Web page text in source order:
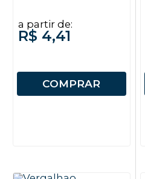
a partir de:
R$ 4,41
COMPRAR